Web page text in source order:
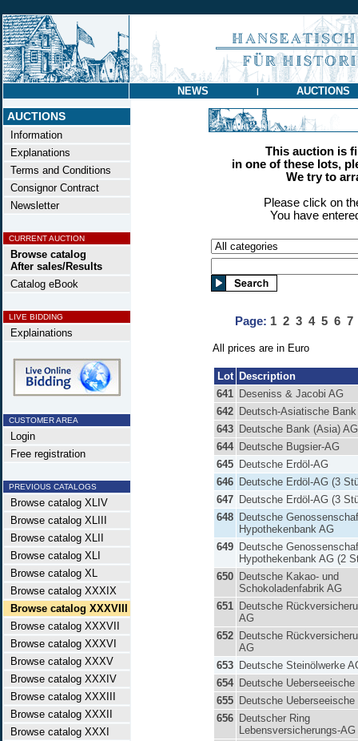
NEWS | AUCTIONS
AUCTIONS
Information
Explanations
Terms and Conditions
Consignor Contract
Newsletter
CURRENT AUCTION
Browse catalog
After sales/Results
Catalog eBook
LIVE BIDDING
Explainations
CUSTOMER AREA
Login
Free registration
PREVIOUS CATALOGS
Browse catalog XLIV
Browse catalog XLIII
Browse catalog XLII
Browse catalog XLI
Browse catalog XL
Browse catalog XXXIX
Browse catalog XXXVIII
Browse catalog XXXVII
Browse catalog XXXVI
Browse catalog XXXV
Browse catalog XXXIV
Browse catalog XXXIII
Browse catalog XXXII
Browse catalog XXXI
This auction is
in one of these lots,
We try to
Please click on
You have
Page: 1 2 3 4 5 6 7
All prices are in Euro
Lot
Description
641 Deseniss & Jacobi AG
642 Deutsch-Asiatische Bank
643 Deutsche Bank (Asia) AG
644 Deutsche Bugsier-AG
645 Deutsche Erdöl-AG
646 Deutsche Erdöl-AG (3
647 Deutsche Erdöl-AG (3
648 Deutsche
Hypothekenbank AG
649 Deutsche
Hypothekenbank AG (2
650 Deutsche Kakao- und
Schokoladenfabrik AG
651 Deutsche
AG
652 Deutsche
AG
653 Deutsche Steinölwerke
654 Deutsche Ueberseeische
655 Deutsche Ueberseeische
656 Deutscher Ring
Lebensversicherungs-AG